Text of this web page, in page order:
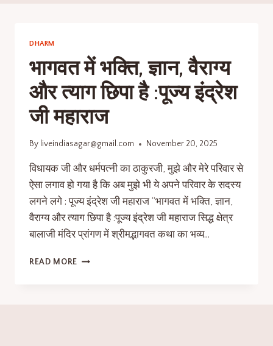
DHARM
भागवत में भक्ति, ज्ञान, वैराग्य
और त्याग छिपा है :पूज्य इंद्रेश
जी महाराज
By liveindiasagar@gmail.com November 20, 2025
विधायक जी और धर्मपत्नी का ठाकुरजी, मुझे और मेरे परिवार से
ऐसा लगाव हो गया है कि अब मुझे भी ये अपने परिवार के सदस्य
लगने लगे : पूज्य इंद्रेश जी महाराज “भागवत में भक्ति, ज्ञान,
वैराग्य और त्याग छिपा है :पूज्य इंद्रेश जी महाराज सिद्ध क्षेत्र
बालाजी मंदिर प्रांगण में श्रीमद्भागवत कथा का भव्य…
READ MORE